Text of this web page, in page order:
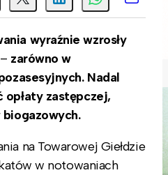
wyraźnie wzrosły
– zarówno w
Nadal
zastępczej,
na Towarowej Giełdzie
w notowaniach